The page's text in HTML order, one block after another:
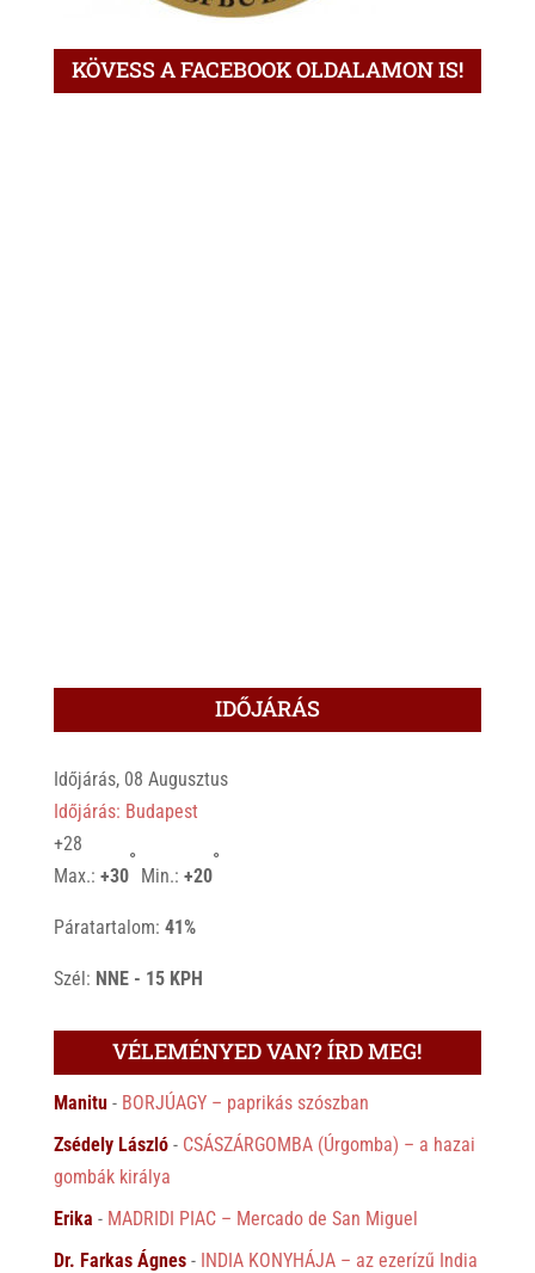
KÖVESS A FACEBOOK OLDALAMON IS!
IDŐJÁRÁS
Időjárás, 08 Augusztus
Időjárás: Budapest
+28
Max.: +30
°
Min.: +20
°
Páratartalom: 41%
Szél: NNE - 15 KPH
VÉLEMÉNYED VAN? ÍRD MEG!
Manitu- BORJÚAGY – paprikás szószban
Zsédely László- CSÁSZÁRGOMBA (Úrgomba) – a hazai
gombák királya
Erika - MADRIDI PIAC – Mercado de San Miguel
Dr. Farkas Ágnes- INDIA KONYHÁJA – az ezerízű India